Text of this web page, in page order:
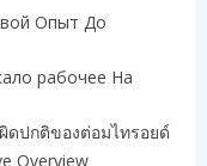
Опыт До
рабочее На
ดปกติของต่อมไทรอยด์
Overview